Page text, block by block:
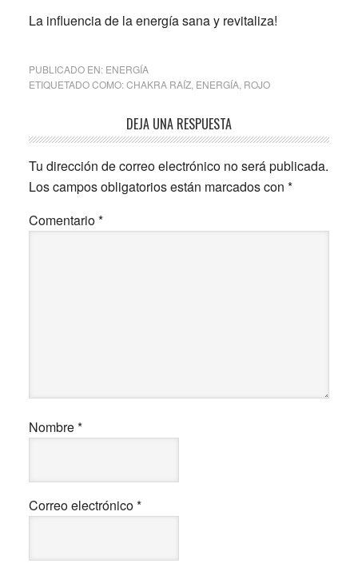
La influencia de la energía sana y revitaliza!
PUBLICADO EN: ENERGÍA
ETIQUETADO COMO:CHAKRA RAÍZ, ENERGÍA, ROJO
Interacciones
con
los
lectores
DEJA UNA RESPUESTA
Tu dirección de correo electrónico no será publicada.
Los campos obligatorios están marcados con *
Comentario*
Nombre*
Correo electrónico*